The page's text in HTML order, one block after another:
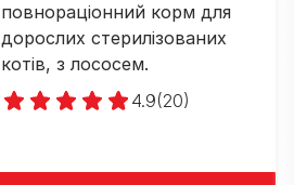
повнораціонний корм для
дорослих стерилізованих
котів, з лососем.
4.9(20)